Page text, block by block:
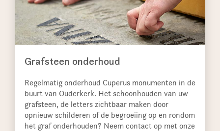
Grafsteen onderhoud
Regelmatig onderhoud Cuperus monumenten in de
buurt van Ouderkerk. Het schoonhouden van uw
grafsteen, de letters zichtbaar maken door
opnieuw schilderen of de begroeiing op en rondom
het graf onderhouden? Neem contact op met onze